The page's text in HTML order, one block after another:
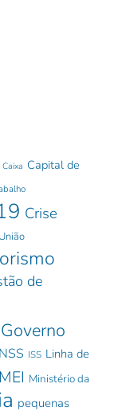
Caixa Capital de
Crise
de
Governo
ISS Linha de
MEI Ministério da
pequenas